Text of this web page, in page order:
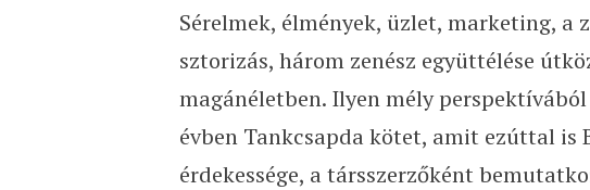
Sérelmek, élmények, üzlet, marketing, a
sztorizás, három zenész együttélése
magánéletben. Ilyen mély
évben Tankcsapda kötet, amit ezúttal is
érdekessége, a társszerzőként